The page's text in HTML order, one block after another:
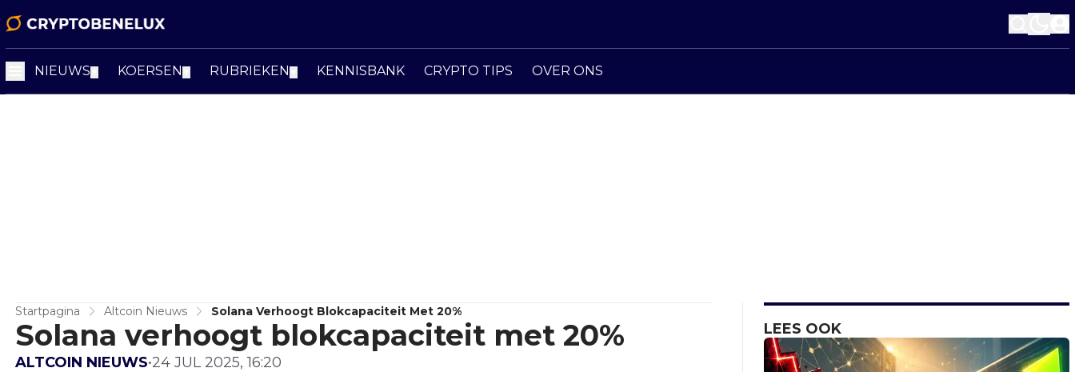
NIEUWS KOERSEN RUBRIEKEN KENNISBANK CRYPTO TIPS OVER ONS
Startpagina Altcoin Nieuws Solana Verhoogt Blokcapaciteit Met 20%
Solana verhoogt blokcapaciteit met 20%
ALTCOIN NIEUWS•24 JUL 2025, 16:20
LEES OOK